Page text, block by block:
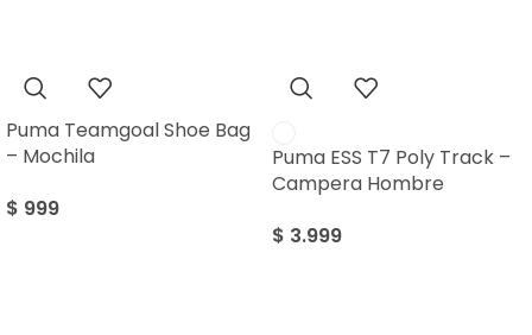
Puma Teamgoal Shoe Bag
– Mochila
$ 999
Puma ESS T7 Poly Track –
Campera Hombre
$ 3.999